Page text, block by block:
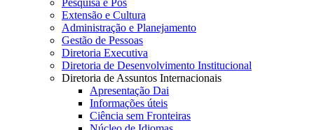
Pesquisa e Pós
Extensão e Cultura
Administração e Planejamento
Gestão de Pessoas
Diretoria Executiva
Diretoria de Desenvolvimento Institucional
Diretoria de Assuntos Internacionais
Apresentação Dai
Informações úteis
Ciência sem Fronteiras